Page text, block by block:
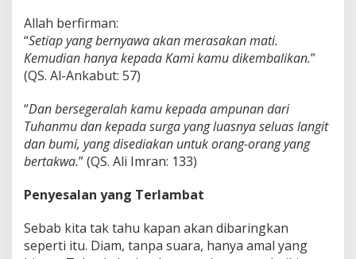
Allah berfirman:
“Setiap yang bernyawa akan merasakan mati.
Kemudian hanya kepada Kami kamu dikembalikan.”
(QS. Al-Ankabut: 57)
“Dan bersegeralah kamu kepada ampunan dari
Tuhanmu dan kepada surga yang luasnya seluas langit
dan bumi, yang disediakan untuk orang-orang yang
bertakwa.” (QS. Ali Imran: 133)
Penyesalan yang Terlambat
Sebab kita tak tahu kapan akan dibaringkan
seperti itu. Diam, tanpa suara, hanya amal yang